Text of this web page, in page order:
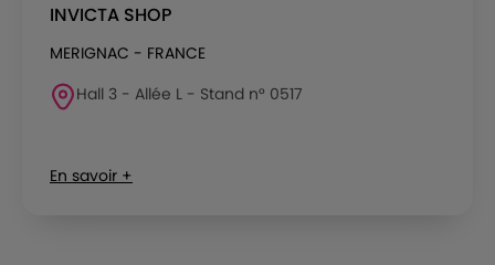
INVICTA SHOP
MERIGNAC - FRANCE
Hall 3 - Allée L - Stand n° 0517
En savoir +